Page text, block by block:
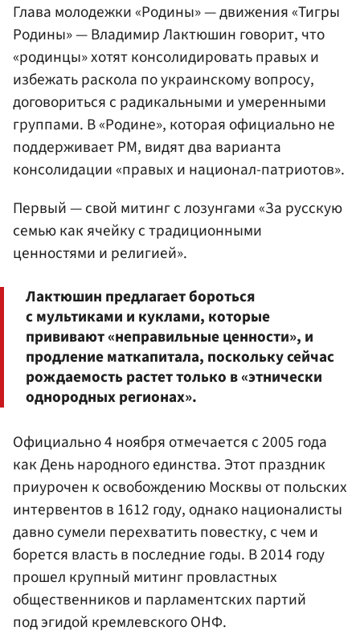
Глава молодежки «Родины» — движения «Тигры
Родины» — Владимир Лактюшин говорит, что
«родинцы» хотят консолидировать правых и
избежать раскола по украинскому вопросу,
договориться с радикальными и умеренными
группами. В «Родине», которая официально не
поддерживает РМ, видят два варианта
консолидации «правых и национал-патриотов».
Первый — свой митинг с лозунгами «За русскую
семью как ячейку с традиционными
ценностями и религией».
Лактюшин предлагает бороться
с мультиками и куклами, которые
прививают «неправильные ценности», и
продление маткапитала, поскольку сейчас
рождаемость растет только в «этнически
однородных регионах».
Официально 4 ноября отмечается с 2005 года
как День народного единства. Этот праздник
приурочен к освобождению Москвы от польских
интервентов в 1612 году, однако националисты
давно сумели перехватить повестку, с чем и
борется власть в последние годы. В 2014 году
прошел крупный митинг провластных
общественников и парламентских партий
под эгидой кремлевского ОНФ.